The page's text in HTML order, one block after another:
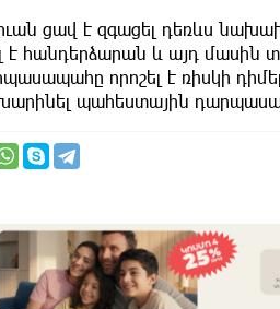
ցավ է զգացել դեռևս
է հանդերձարան և այդ մասին
որոշել է ռիսկի
պահեստային